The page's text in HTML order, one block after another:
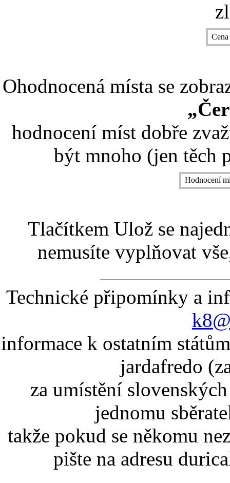
Ohodnocená místa se
hodnocení míst dobře
být mnoho (jen těch
Hodnocení
Tlačítkem Ulož se
nemusíte vyplňovat
Technické připomínky a
informace k ostatním
jardafredo
za umístění
jednomu
takže pokud se někomu
pište na adresu